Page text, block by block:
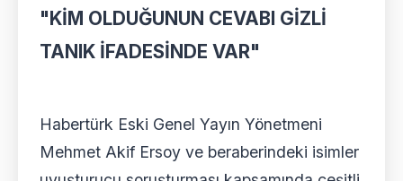
"KİM OLDUĞUNUN CEVABI GİZLİ
TANIK İFADESİNDE VAR"
Habertürk Eski Genel Yayın Yönetmeni
Mehmet Akif Ersoy ve beraberindeki isimler